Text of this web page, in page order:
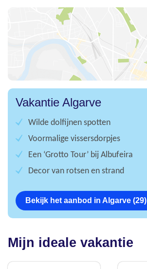
map
Vakantie Algarve
Wilde dolfijnen spotten
Voormalige vissersdorpjes
Een ‘Grotto Tour’ bij Albufeira
Decor van rotsen en strand
Bekijk het aanbod in Algarve (29)
Mijn ideale vakantie